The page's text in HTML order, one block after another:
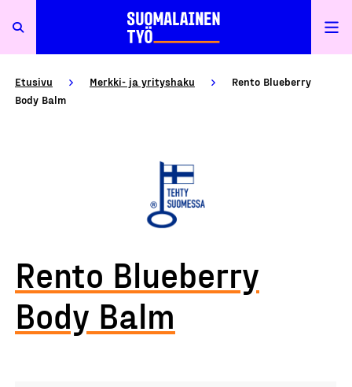
Etusivu Merkki- ja yrityshaku
Rento Blueberry
Body Balm
Rento Blueberry
Body Balm